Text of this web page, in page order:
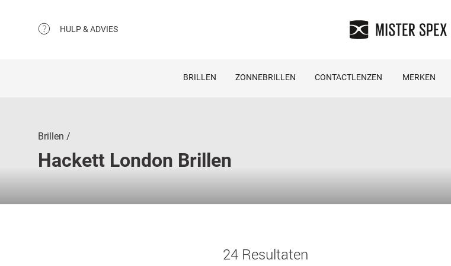
HULP & ADVIES
BRILLEN ZONNEBRILLEN CONTACTLENZEN MERKEN
Brillen
Hackett London Brillen
24 Resultaten